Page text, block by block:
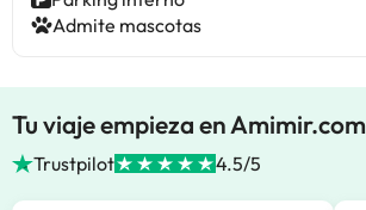
Admite mascotas
Tu viaje empieza en Amimir.com
Trustpilot 4.5/5